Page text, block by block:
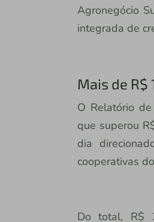
Agronegócio
integrada de
Mais de
O Relatório
que superou
dia
cooperativas
Do total, R$